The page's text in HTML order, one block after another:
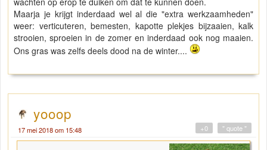
Maarja je krijgt inderdaad wel al die "extra werkzaamheden"
weer: verticuteren, bemesten, kapotte plekjes bijzaaien, kalk
strooien, sproeien in de zomer en inderdaad ook nog maaien.
Ons gras was zelfs deels dood na de winter....
yooop
17 mei 2018 om 15:48 " quote "
+0